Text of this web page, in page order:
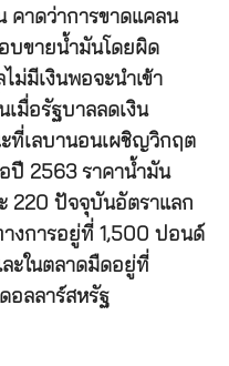
คาดว่าการขาดแคลน
บขายน้ำมันโดยผิด
ม่มีเงินพอจะนำเข้า
มื่อรัฐบาลลดเงิน
ที่เลบานอนเผชิญวิกฤต
ปี 2563 ราคาน้ำมัน
220 ปัจจุบันอัตราแลก
างการอยู่ที่ 1,500 ปอนด์
ะในตลาดมืดอยู่ที่
อลลาร์สหรัฐ